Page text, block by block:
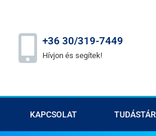
+36 30/319-7449
Hívjon és segítek!
KAPCSOLAT TUDÁSTÁR